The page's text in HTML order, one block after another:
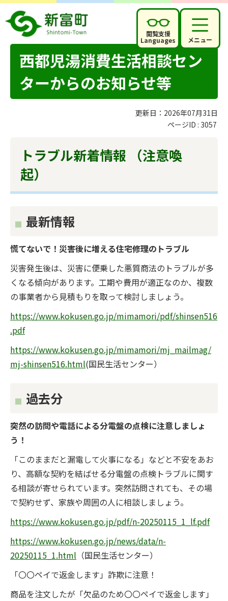
閲覧支援
Languages メニュー
西都児湯消費生活相談セン
ターからのお知らせ等
更新日：2026年07月31日
ページID : 3057
トラブル新着情報 （注意喚
起）
最新情報
慌てないで！災害後に増える住宅修理のトラブル
災害発生後は、災害に便乗した悪質商法のトラブルが多
くなる傾向があります。工期や費用が適正なのか、複数
の事業者から見積もりを取って検討しましょう。
https://www.kokusen.go.jp/mimamori/pdf/shinsen516
.pdf
https://www.kokusen.go.jp/mimamori/mj_mailmag/
mj-shinsen516.html(国民生活センター）
過去分
突然の訪問や電話による分電盤の点検に注意しましょ
う！
「このままだと漏電して火事になる」などと不安をあお
り、高額な契約を結ばせる分電盤の点検トラブルに関す
る相談が寄せられています。突然訪問されても、その場
で契約せず、家族や周囲の人に相談しましょう。
https://www.kokusen.go.jp/pdf/n-20250115_1_lf.pdf
https://www.kokusen.go.jp/news/data/n-
20250115_1.html （国民生活センター）
「〇〇ペイで返金します」詐欺に注意！
商品を注文したが「欠品のため〇〇ペイで返金します」